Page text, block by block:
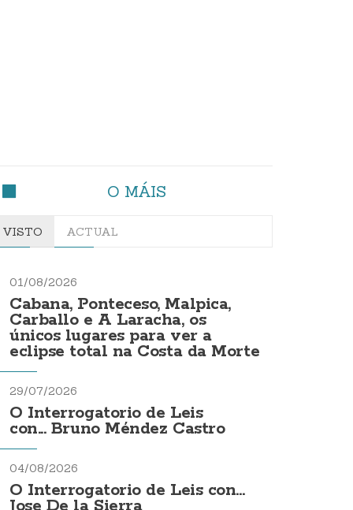
O MÁIS
VISTO ACTUAL
01/08/2026
Cabana, Ponteceso, Malpica,
Carballo e A Laracha, os
únicos lugares para ver a
eclipse total na Costa da Morte
29/07/2026
O Interrogatorio de Leis
con... Bruno Méndez Castro
04/08/2026
O Interrogatorio de Leis con...